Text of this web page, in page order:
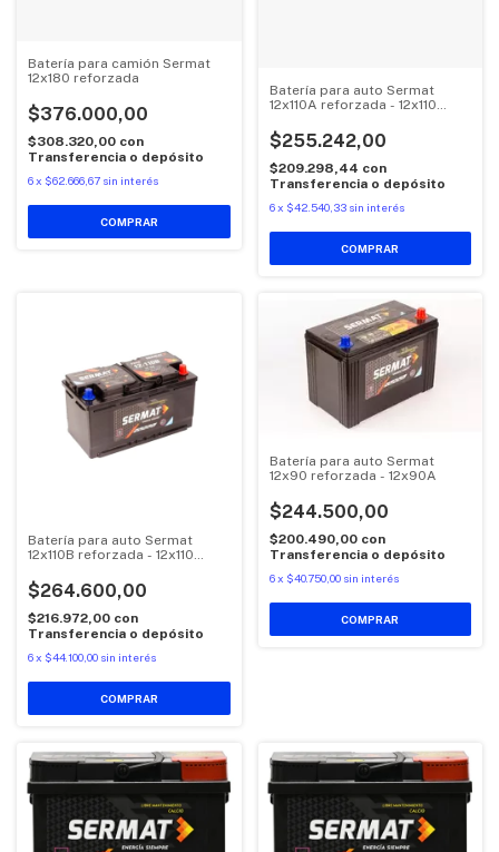
Batería para camión Sermat
12x180 reforzada
$376.000,00
$308.320,00 con
Transferencia o depósito
6x $62.666,67 sin interés
Batería para auto Sermat
12x110A reforzada - 12x110
$255.242,00
$209.298,44 con
Transferencia o depósito
6 x $42.540,33 sin interés
Batería para auto Sermat
12x110B reforzada - 12x110
$264.600,00
$216.972,00 con
Transferencia o depósito
6x $44.100,00 sin interés
Batería para auto Sermat
12x90 reforzada - 12x90A
$244.500,00
$200.490,00 con
Transferencia o depósito
6 x $40.750,00 sin interés